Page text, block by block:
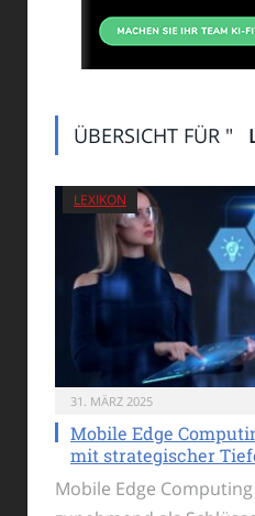
ÜBERSICHT FÜR "
LEXIKON
31. MÄRZ 2025
Mobile Edge
mit strategischer
Mobile Edge